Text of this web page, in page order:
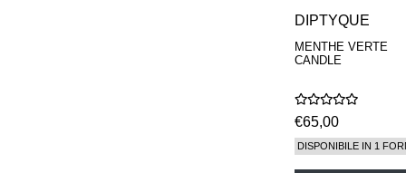
DIPTYQUE
MENTHE VERTE
CANDLE
€65,00
DISPONIBILE IN 1